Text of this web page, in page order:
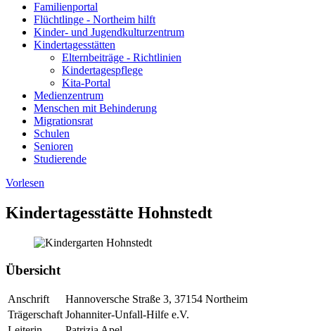
Familienportal
Flüchtlinge - Northeim hilft
Kinder- und Jugendkulturzentrum
Kindertagesstätten
Elternbeiträge - Richtlinien
Kindertagespflege
Kita-Portal
Medienzentrum
Menschen mit Behinderung
Migrationsrat
Schulen
Senioren
Studierende
Vorlesen
Kindertagesstätte Hohnstedt
Übersicht
Anschrift
Hannoversche Straße 3, 37154 Northeim
Trägerschaft Johanniter-Unfall-Hilfe e.V.